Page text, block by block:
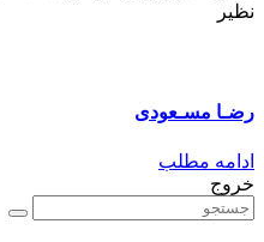
نظیر
رضـا مسـعودی
ادامه مطلب
خروج